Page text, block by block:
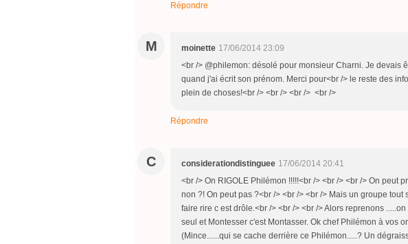
Répondre
M moinette 17/06/2014 23:09
<br /> @philemon: désolé pour monsieur Charni. Je devais
quand j'ai écrit son prénom. Merci pour<br /> le reste des
plein de choses!<br /> <br /> <br /> <br />
Répondre
C considerationdistinguee 17/06/2014 20:41
<br /> On RIGOLE Philémon !!!!!<br /> <br /> <br /> On peut
non ?! On peut pas ?<br /> <br /> <br /> Mais un groupe tout
faire rire c est drôle.<br /> <br /> <br /> Alors reprenons
seul et Montesser c'est Montasser. Ok chef Philémon à vos
(Mince......qui se cache derrière ce Philémon.....? Un